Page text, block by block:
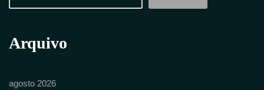
Arquivo
agosto 2026